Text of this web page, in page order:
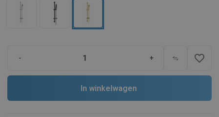
- + favorite_border
In winkelwagen